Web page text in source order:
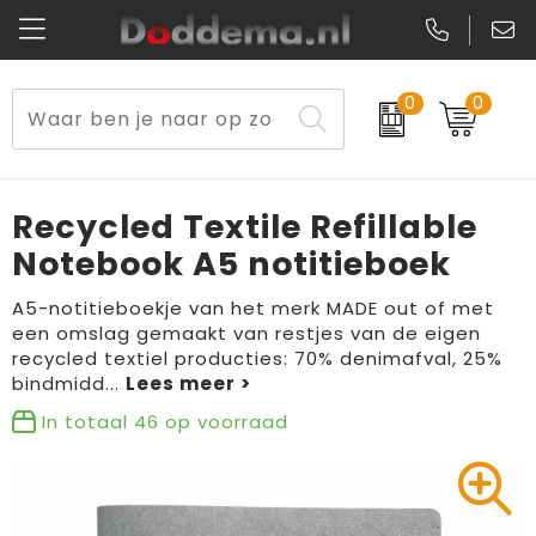
0 0
Paraplu's
Reisbenodigdheden
Aanstekers
Elektronica, Gadgets en USB
Fitness
Bidons en Sportflessen
Veiligheidsvesten en Veiligheidshesjes
Schorten en Sloven
Veiligheidssignalering en Verlichting
Gereedschap
Handschoenen en Sjaals
Schoenen
Sweaters
Kledingaccessoires
T-Shirts
Peuters en Baby's
Blazers
Lunchtassen
Opbergtassen
Schoenentassen
Golftassen
Aktetassen
Draagtassen
Recycled Textile Refillable
Notebook A5 notitieboek
A5-notitieboekje van het merk MADE out of met
een omslag gemaakt van restjes van de eigen
recycled textiel producties: 70% denimafval, 25%
bindmidd...
In totaal 46 op voorraad